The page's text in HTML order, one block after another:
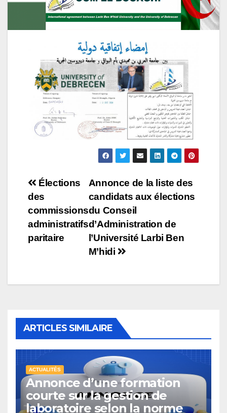
Navigation
de
l’article
Annonce de la liste des
candidats aux élections
du Conseil
d’Administration de
l’Université Larbi Ben
M’hidi
Élections
des
commissions
administratifs
paritaire
ARTICLES SIMILAIRE
ACTUALITÉS
Annonce d’une formation
courte sur la gestion de
laboratoire selon la norme